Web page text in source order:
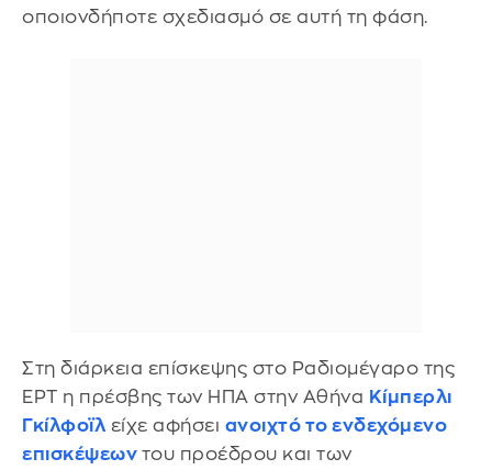
οποιονδήποτε σχεδιασμό σε αυτή τη φάση.
Στη διάρκεια επίσκεψης στο Ραδιομέγαρο της
ΕΡΤ η πρέσβης των ΗΠΑ στην Αθήνα Κίμπερλι
Γκίλφοϊλ είχε αφήσει ανοιχτό το ενδεχόμενο
επισκέψεων του προέδρου και των